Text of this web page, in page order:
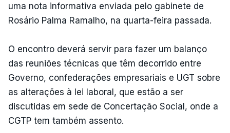
uma nota informativa enviada pelo gabinete de
Rosário Palma Ramalho, na quarta-feira passada.
O encontro deverá servir para fazer um balanço
das reuniões técnicas que têm decorrido entre
Governo, confederações empresariais e UGT sobre
as alterações à lei laboral, que estão a ser
discutidas em sede de Concertação Social, onde a
CGTP tem também assento.